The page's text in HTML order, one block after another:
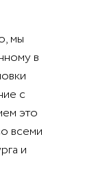
мы
в
с
это
всеми
и